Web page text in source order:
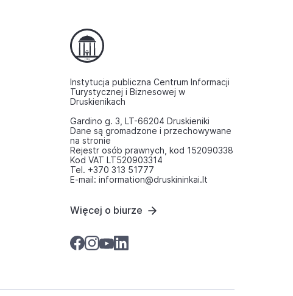
Instytucja publiczna Centrum Informacji
Turystycznej i Biznesowej w
Druskienikach
Gardino g. 3, LT-66204 Druskieniki
Dane są gromadzone i przechowywane
na stronie
Rejestr osób prawnych, kod 152090338
Kod VAT LT520903314
Tel. +370 313 51777
E-mail: information@druskininkai.lt
Więcej o biurze